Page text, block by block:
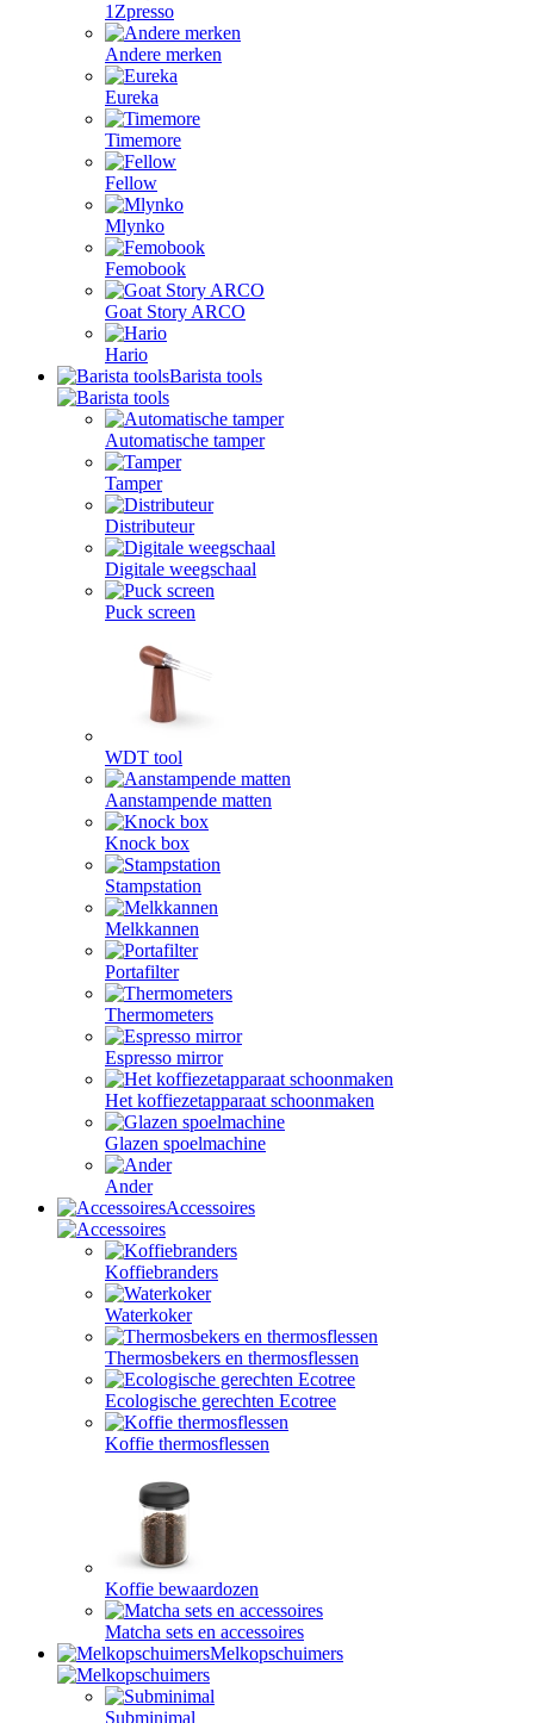
1Zpresso
Andere merken
Eureka
Timemore
Fellow
Mlynko
Femobook
Goat Story ARCO
Hario
Barista tools
Automatische tamper
Tamper
Distributeur
Digitale weegschaal
Puck screen
WDT tool
Aanstampende matten
Knock box
Stampstation
Melkkannen
Portafilter
Thermometers
Espresso mirror
Het koffiezetapparaat schoonmaken
Glazen spoelmachine
Ander
Accessoires
Koffiebranders
Waterkoker
Thermosbekers en thermosflessen
Ecologische gerechten Ecotree
Koffie thermosflessen
Koffie bewaardozen
Matcha sets en accessoires
Melkopschuimers
Subminimal